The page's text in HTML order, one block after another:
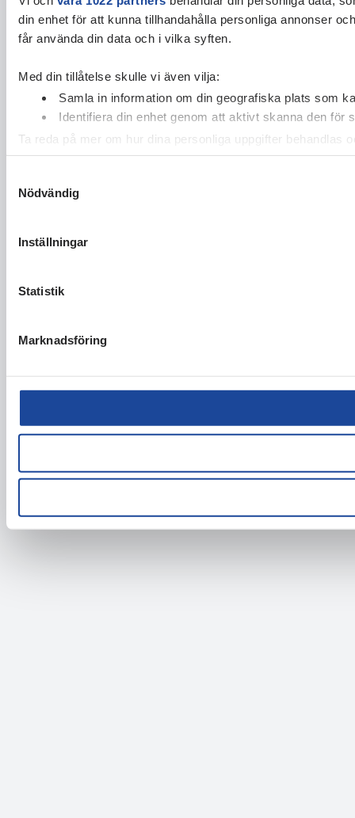
din enhet för att kunna tillhandahålla personliga annonser
får använda din data och i vilka syften.
Med din tillåtelse skulle vi även vilja:
Samla in information om din geografiska plats som
Identifiera din enhet genom att aktivt skanna den för
Ta reda på mer om hur dina personliga uppgifter behandlas
cookie-förklaringen.
Vi använder enhetsidentifierare för att anpassa innehållet
Nödvändig
Inställningar
Statistik
Marknadsföring